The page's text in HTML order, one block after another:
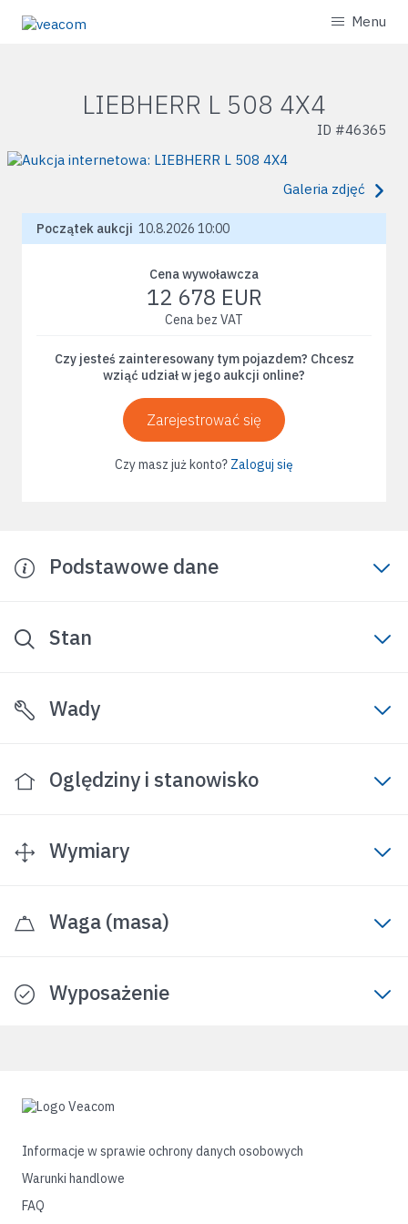
Menu
LIEBHERR L 508 4X4
ID #46365
Galeria zdjęć
Początek aukcji 10.8.2026 10:00
Cena wywoławcza
12 678 EUR
Cena bez VAT
Czy jesteś zainteresowany tym pojazdem? Chcesz
wziąć udział w jego aukcji online?
Zarejestrować się
Czy masz już konto? Zaloguj się
Podstawowe dane
Stan
Wady
Oględziny i stanowisko
Wymiary
Waga (masa)
Wyposażenie
Informacje w sprawie ochrony danych osobowych
Warunki handlowe
FAQ